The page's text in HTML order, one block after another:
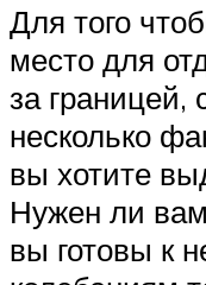
Для того
место для
за границей,
несколько
вы хотите
Нужен ли
вы готовы к